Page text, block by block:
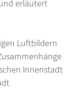
erläutert
Luftbildern
Innenstadt